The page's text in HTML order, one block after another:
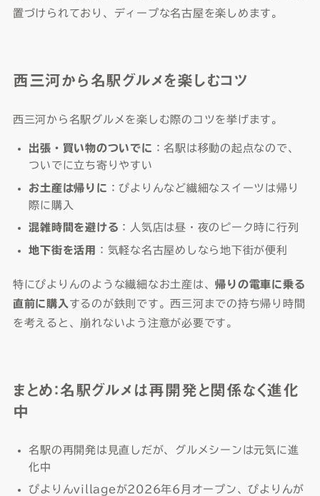
置づけられており、ディープな名古屋を楽しめます。
西三河から名駅グルメを楽しむコツ
西三河から名駅グルメを楽しむ際のコツを挙げます。
出張・買い物のついでに ：名駅は移動の起点なので、
ついでに立ち寄りやすい
お土産は帰りに ：ぴよりんなど繊細なスイーツは帰り
際に購入
混雑時間を避ける ：人気店は昼・夜のピーク時に行列
地下街を活用 ：気軽な名古屋めしなら地下街が便利
特にぴよりんのような繊細なお土産は、帰りの電車に乗る
直前に購入 するのが鉄則です。西三河までの持ち帰り時間
を考えると、崩れないよう注意が必要です。
まとめ：名駅グルメは再開発と関係なく進化
中
名駅の再開発は見直しだが、グルメシーンは元気に進
化中
ぴよりんvillageが2026年6月オープン、ぴよりんが